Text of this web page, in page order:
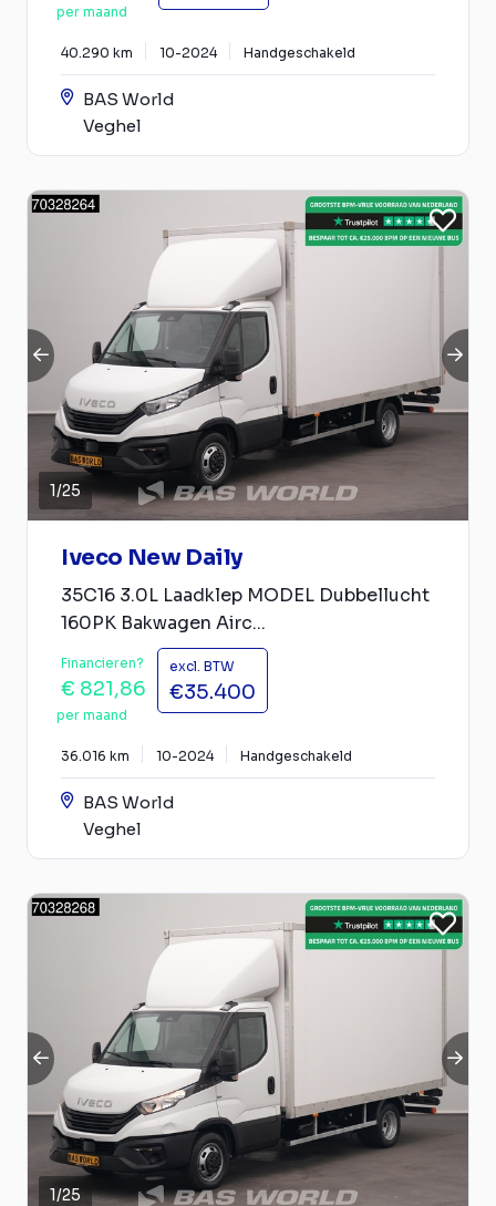
per maand
40.290 km 10-2024 Handgeschakeld
BAS World
Veghel
1/25
Iveco New Daily
35C16 3.0L Laadklep MODEL Dubbellucht
160PK Bakwagen Airc...
Financieren?
€ 821,86
per maand
excl. BTW
€35.400
36.016 km 10-2024 Handgeschakeld
BAS World
Veghel
1/25